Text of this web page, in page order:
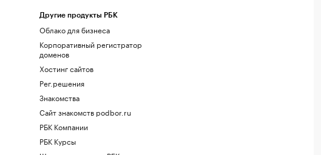
Другие продукты РБК
Облако для бизнеса
Корпоративный регистратор
доменов
Хостинг сайтов
Рег.решения
Знакомства
Сайт знакомств podbor.ru
РБК Компании
РБК Курсы